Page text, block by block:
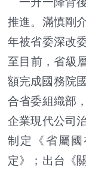
推進。滿慎剛
年被省委深改
至目前，省級
額完成國務院
合省委組織部
企業現代公司
制定《省屬
定》；出台《